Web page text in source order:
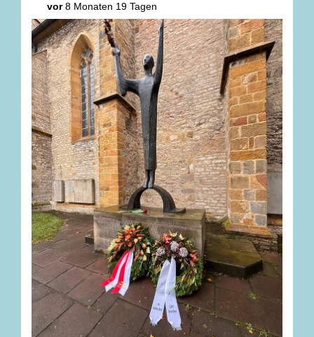
vor8 Monaten 19 Tagen